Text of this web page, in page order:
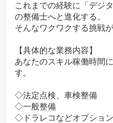
員もいます。
あなたの情熱と成果が、正
す。
プライベートも充実
フバランスを実現
「整備士は残業が多くて当
力で覆します。
これまでの経験に「デジ
の整備士へと進化する。
そんなワクワクする挑戦
【具体的な業務内容】
あなたのスキル稼働時間
す。
◇法定点検、車検整備
◇一般整備
◇ドラレコなどオプショ